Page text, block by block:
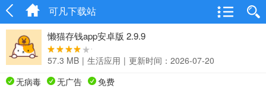
可凡下载站
懒猫存钱app安卓版 2.9.9
57.3 MB | 生活应用 | 更新时间：2026-07-20
无病毒
无广告 免费